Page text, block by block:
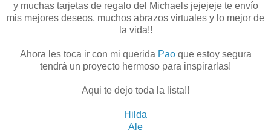
y muchas tarjetas de regalo del Michaels jejejeje te envío
mis mejores deseos, muchos abrazos virtuales y lo mejor de
la vida!!
Ahora les toca ir con mi querida Pao que estoy segura
tendrá un proyecto hermoso para inspirarlas!
Aqui te dejo toda la lista!!
Hilda
Ale